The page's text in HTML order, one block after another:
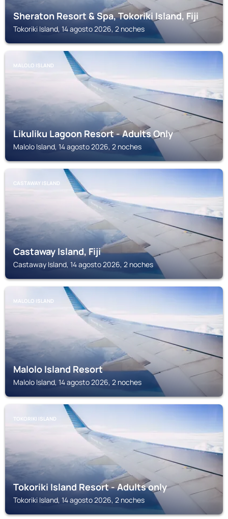
Sheraton Resort & Spa, Tokoriki Island, Fiji
Tokoriki Island, 14 agosto 2026, 2 noches
MALOLO ISLAND
Likuliku Lagoon Resort - Adults Only
Malolo Island, 14 agosto 2026, 2 noches
CASTAWAY ISLAND
Castaway Island, Fiji
Castaway Island, 14 agosto 2026, 2 noches
MALOLO ISLAND
Malolo Island Resort
Malolo Island, 14 agosto 2026, 2 noches
TOKORIKI ISLAND
Tokoriki Island Resort - Adults only
Tokoriki Island, 14 agosto 2026, 2 noches